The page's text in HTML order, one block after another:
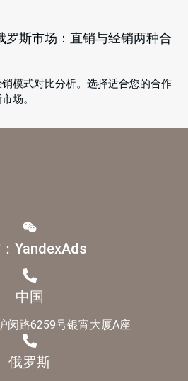
罗斯市场：直销与经销两种合
模式对比分析。选择适合您的合作
场。
YandexAds
中国
闵路6259号银宵大厦A座
俄罗斯